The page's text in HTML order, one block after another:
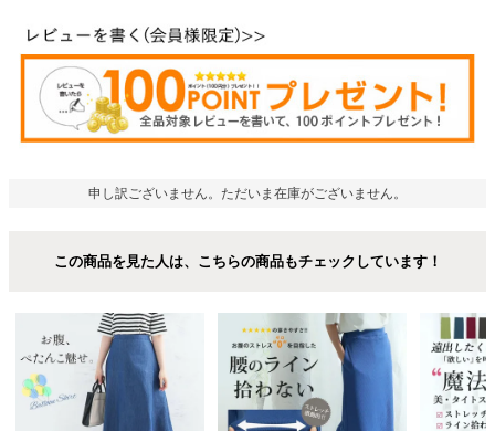
申し訳ございません。ただいま在庫がございません。
この商品を見た人は、こちらの商品もチェックしています！